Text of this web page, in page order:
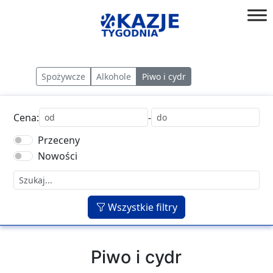
złap
Spożywcze Alkohole Piwo i cydr
Cena:
-
Przeceny
Nowości
Wszystkie filtry
Piwo i cydr